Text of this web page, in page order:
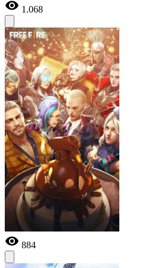
1.068
884